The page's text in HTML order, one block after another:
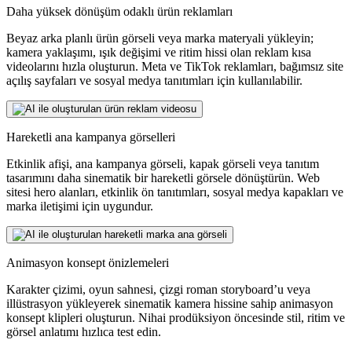
Daha yüksek dönüşüm odaklı ürün reklamları
Beyaz arka planlı ürün görseli veya marka materyali yükleyin;
kamera yaklaşımı, ışık değişimi ve ritim hissi olan reklam kısa
videolarını hızla oluşturun. Meta ve TikTok reklamları, bağımsız site
açılış sayfaları ve sosyal medya tanıtımları için kullanılabilir.
Hareketli ana kampanya görselleri
Etkinlik afişi, ana kampanya görseli, kapak görseli veya tanıtım
tasarımını daha sinematik bir hareketli görsele dönüştürün. Web
sitesi hero alanları, etkinlik ön tanıtımları, sosyal medya kapakları ve
marka iletişimi için uygundur.
Animasyon konsept önizlemeleri
Karakter çizimi, oyun sahnesi, çizgi roman storyboard’u veya
illüstrasyon yükleyerek sinematik kamera hissine sahip animasyon
konsept klipleri oluşturun. Nihai prodüksiyon öncesinde stil, ritim ve
görsel anlatımı hızlıca test edin.